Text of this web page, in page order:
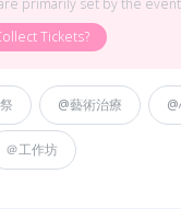
primarily set by the
Tickets?
@藝術治療
＠工作坊